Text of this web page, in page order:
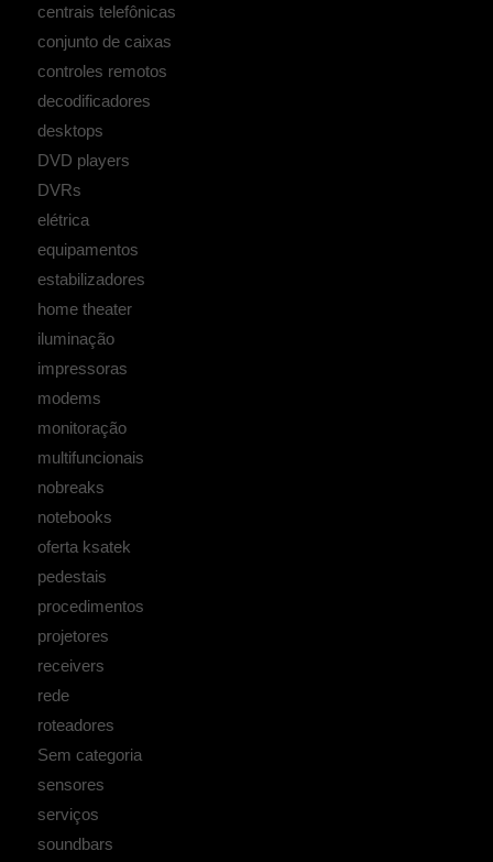
centrais telefônicas
conjunto de caixas
controles remotos
decodificadores
desktops
DVD players
DVRs
elétrica
equipamentos
estabilizadores
home theater
iluminação
impressoras
modems
monitoração
multifuncionais
nobreaks
notebooks
oferta ksatek
pedestais
procedimentos
projetores
receivers
rede
roteadores
Sem categoria
sensores
serviços
soundbars